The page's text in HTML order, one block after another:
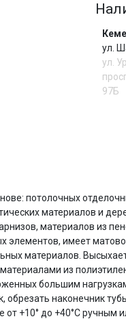
ул.
ул.
97Б
потолочных
материалов и
материалов из
имеет
материалов.
из
большим
наконечник
+10° до +40°С
способом
списываться
%каждые 2 недели